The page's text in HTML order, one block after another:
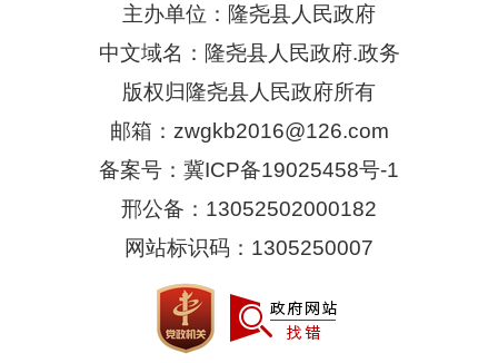
主办单位：隆尧县人民政府
中文域名：隆尧县人民政府.政务
版权归隆尧县人民政府所有
邮箱：zwgkb2016@126.com
备案号：冀ICP备19025458号-1
邢公备：13052502000182
网站标识码：1305250007